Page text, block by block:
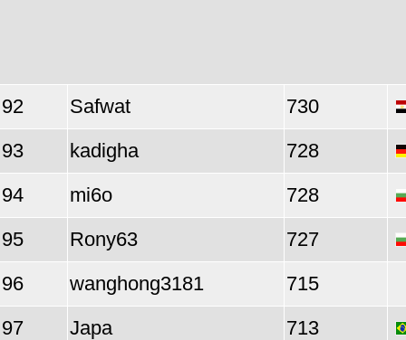
92 Safwat
730
93
kadigha
728
94
mi6o
728
95
Rony63
727
96
wanghong3181
715
97
Japa
713